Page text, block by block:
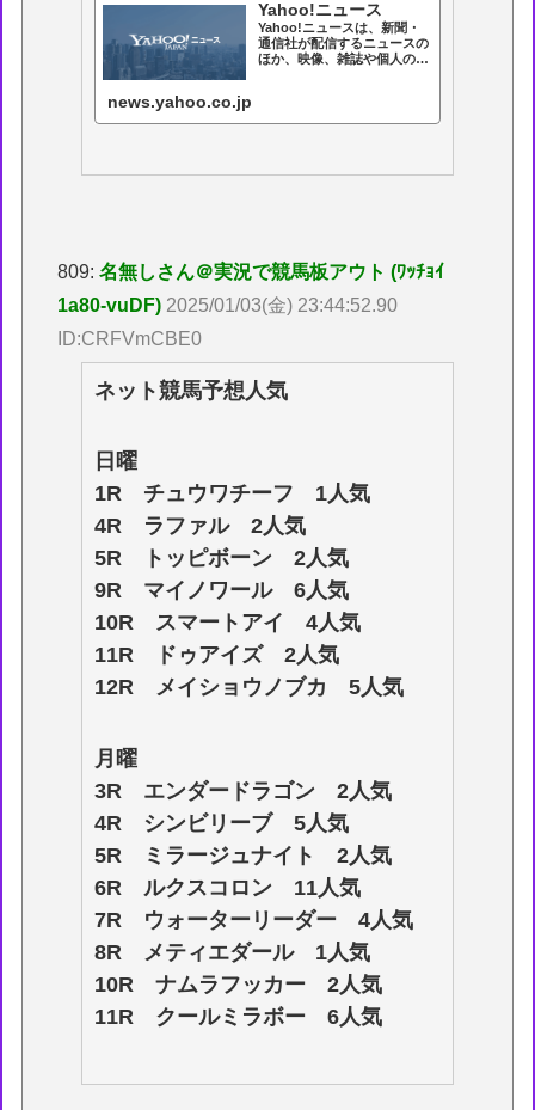
Yahoo!ニュース
Yahoo!ニュースは、新聞・
通信社が配信するニュースの
ほか、映像、雑誌や個人の書
news.yahoo.co.jp
809:名無しさん＠実況で競馬板アウト (ﾜｯﾁｮｲ
1a80-vuDF) 2025/01/03(金) 23:44:52.90
ID:CRFVmCBE0
ネット競馬予想人気
日曜
1R チュウワチーフ 1人気
4R ラファル 2人気
5R トッピボーン 2人気
9R マイノワール 6人気
10R スマートアイ 4人気
11R ドゥアイズ 2人気
12R メイショウノブカ 5人気
月曜
3R エンダードラゴン 2人気
4R シンビリーブ 5人気
5R ミラージュナイト 2人気
6R ルクスコロン 11人気
7R ウォーターリーダー 4人気
8R メティエダール 1人気
10R ナムラフッカー 2人気
11R クールミラボー 6人気